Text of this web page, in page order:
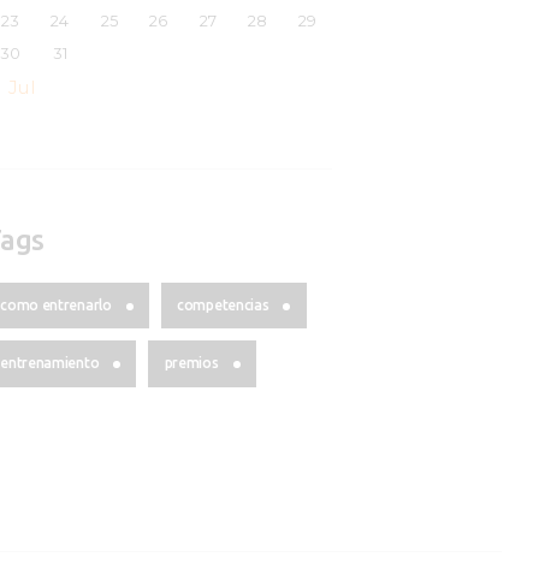
23
24 25 26 27 28
29
30
31
Jul
como entrenarlo competencias
entrenamiento premios